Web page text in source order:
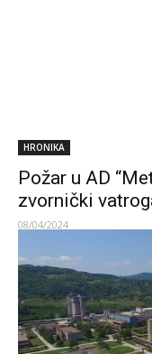
HRONIKA
Požar u AD
zvornički
08/04/2024